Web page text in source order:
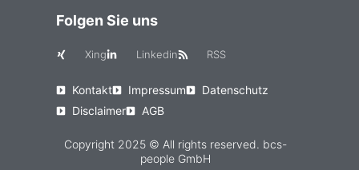
Folgen Sie uns
Xing Linkedin RSS
Kontakt Impressum
Datenschutz
Disclaimer
AGB
Copyright 2025 © All rights reserved. bcs-
people GmbH